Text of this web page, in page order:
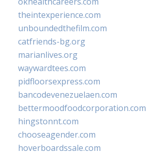
theintexperience.com
unboundedthefilm.com
catfriends-bg.org
marianlives.org
waywardtees.com
pidfloorsexpress.com
bancodevenezuelaen.com
bettermoodfoodcorporation.com
hingstonnt.com
chooseagender.com
hoverboardssale.com